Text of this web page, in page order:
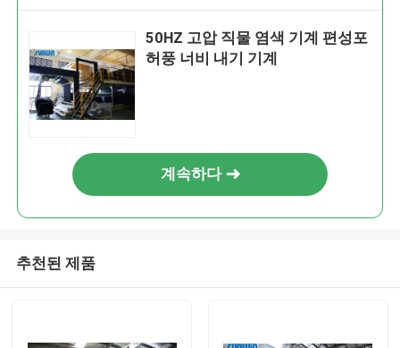
50HZ 고압 직물 염색 기계 편성포
허풍 너비 내기 기계
계속하다
추천된 제품